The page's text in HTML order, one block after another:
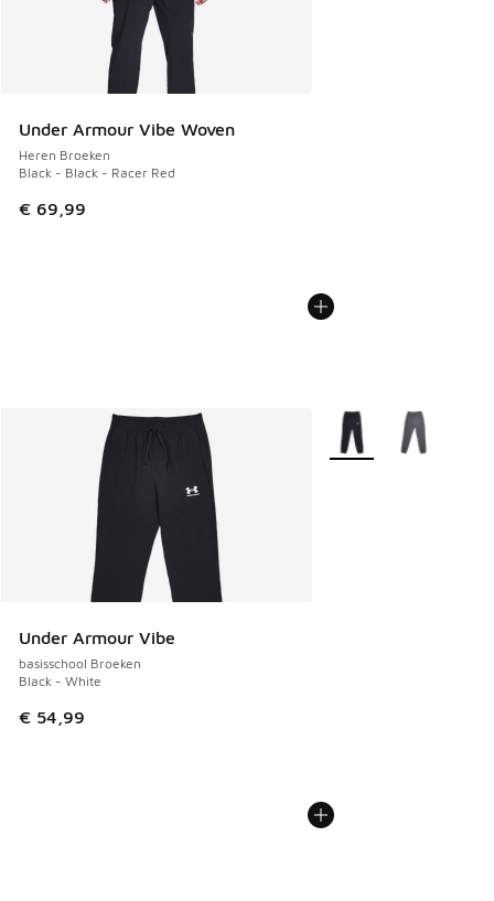
Under Armour Vibe Woven
Heren Broeken
Black - Black - Racer Red
€ 69,99
Under Armour Vibe
basisschool Broeken
Black - White
€ 54,99
Meer kleuren